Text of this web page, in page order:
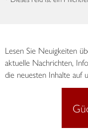
Lesen Sie Neuigkeiten
aktuelle Nachrichten,
die neuesten Inhalte auf